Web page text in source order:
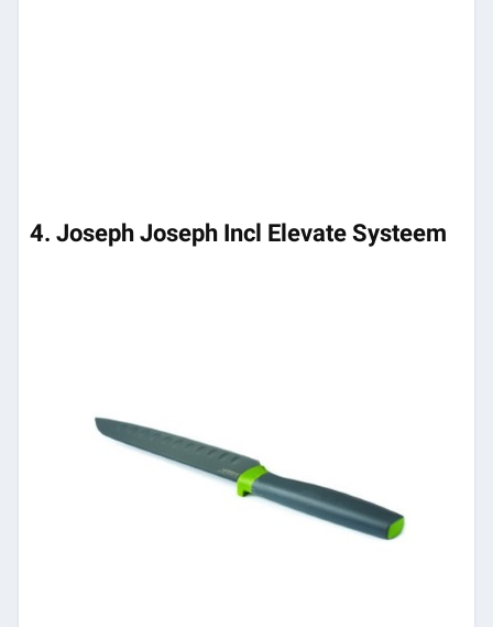
4. Joseph Joseph Incl Elevate Systeem